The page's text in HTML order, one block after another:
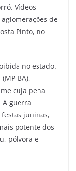
Vídeos
de
Pinto, no
no estado.
BA),
cuja pena
A guerra
juninas,
potente dos
pólvora e